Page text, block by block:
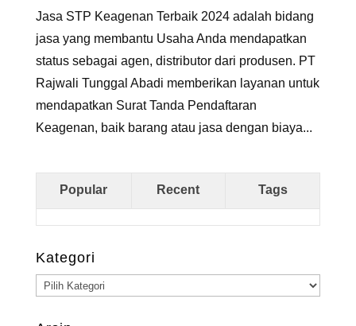
Jasa STP Keagenan Terbaik 2024 adalah bidang
jasa yang membantu Usaha Anda mendapatkan
status sebagai agen, distributor dari produsen. PT
Rajwali Tunggal Abadi memberikan layanan untuk
mendapatkan Surat Tanda Pendaftaran
Keagenan, baik barang atau jasa dengan biaya...
Popular Recent Tags
Kategori
Kategori